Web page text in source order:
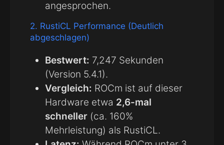
angesprochen.
2. RustiCL Performance (Deutlich
abgeschlagen)
Bestwert: 7,247 Sekunden
(Version 5.4.1).
Vergleich: ROCm ist auf dieser
Hardware etwa 2,6-mal
schneller (ca. 160%
Mehrleistung) als RustiCL.